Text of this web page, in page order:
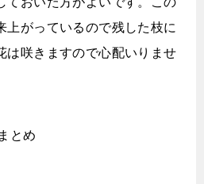
上がっているので残した枝に
は咲きますので心配いりませ
とめ